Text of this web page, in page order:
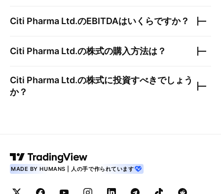
Citi Pharma Ltd.のEBITDAはいくらですか？
Citi Pharma Ltd.の株式の購入方法は？
Citi Pharma Ltd.の株式に投資すべきでしょう
か？
MADE BY HUMANS | 人の手で作られています